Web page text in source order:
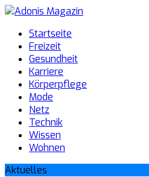
Startseite
Freizeit
Gesundheit
Karriere
Körperpflege
Mode
Netz
Technik
Wissen
Wohnen
Aktuelles